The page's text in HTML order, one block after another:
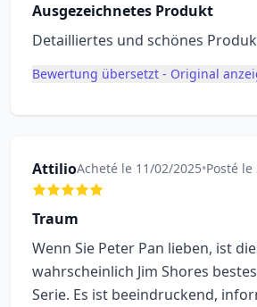
Ausgezeichnetes Produkt
Detailliertes und schönes
Bewertung übersetzt - Original
AttilioAcheté le 11/02/2025•Posté
Traum
Wenn Sie Peter Pan lieben, ist
wahrscheinlich Jim Shores
Serie. Es ist beeindruckend,